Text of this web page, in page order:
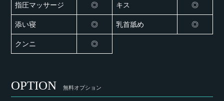
指圧マッサージ ◎ キス ◎
添い寝 ◎ 乳首舐め ◎
クンニ ◎
OPTION 無料オプション